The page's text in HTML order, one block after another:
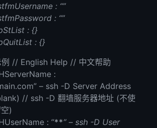
: “”
: “”
: {}
: {}
// English Help // 中文帮助
:
– ssh -D Server Address
// ssh -D 翻墙服务器地址 (不使
)
: “**” – ssh -D User